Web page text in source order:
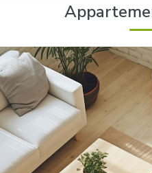
Plus de critères